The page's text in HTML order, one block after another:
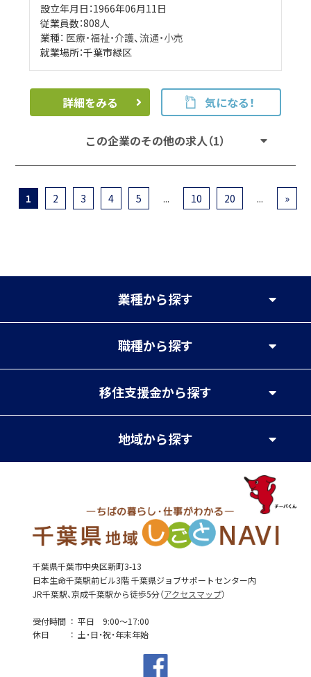
設立年月日：1966年06月11日
従業員数：808人
業種： 医療・福祉・介護、流通・小売
就業場所：千葉市緑区
詳細をみる 気になる！
この企業のその他の求人（1）
1 2 3 4 5 ... 10 20 ... »
業種から探す
職種から探す
移住支援金から探す
地域から探す
千葉県千葉市中央区新町3-13
日本生命千葉駅前ビル3階 千葉県ジョブサポートセンター内
JR千葉駅、京成千葉駅から徒歩5分（アクセスマップ）
受付時間
平日 9:00～17:00
休日
土・日・祝・年末年始